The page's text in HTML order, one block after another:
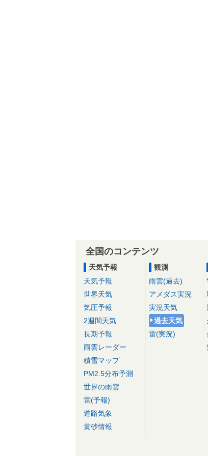
全国のコンテンツ
天気予報
天気予報
世界天気
気圧予報
2週間天気
長期予報
雨雲レーダー
積雪マップ
PM2.5分布予測
世界の雨雲
雷(予報)
道路気象
黄砂情報
観測
雨雲(過去)
アメダス実況
実況天気
過去天気
雷(実況)